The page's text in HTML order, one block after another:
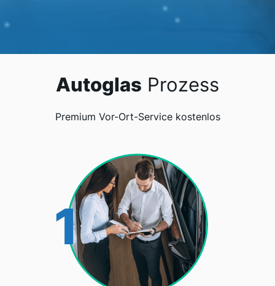
Autoglas Prozess
Premium Vor-Ort-Service kostenlos
1